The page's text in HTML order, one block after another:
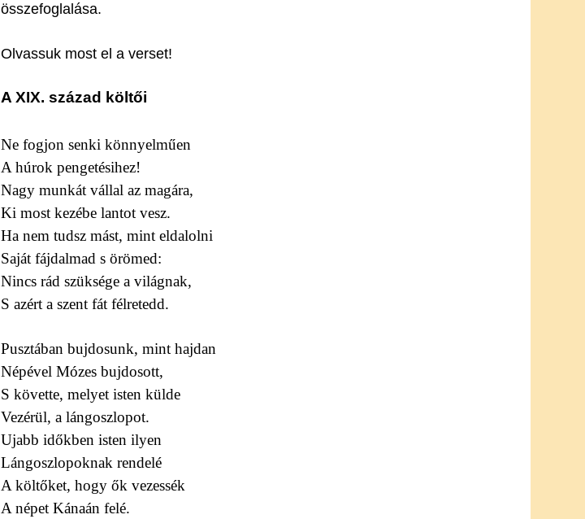
összefoglalása.
Olvassuk most el a verset!
A XIX. század költői
Ne fogjon senki könnyelműen
A húrok pengetésihez!
Nagy munkát vállal az magára,
Ki most kezébe lantot vesz.
Ha nem tudsz mást, mint eldalolni
Saját fájdalmad s örömed:
Nincs rád szüksége a világnak,
S azért a szent fát félretedd.
Pusztában bujdosunk, mint hajdan
Népével Mózes bujdosott,
S követte, melyet isten külde
Vezérül, a lángoszlopot.
Ujabb időkben isten ilyen
Lángoszlopoknak rendelé
A költőket, hogy ők vezessék
A népet Kánaán felé.